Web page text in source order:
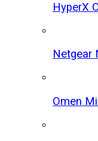
HyperX
Netgear
Omen